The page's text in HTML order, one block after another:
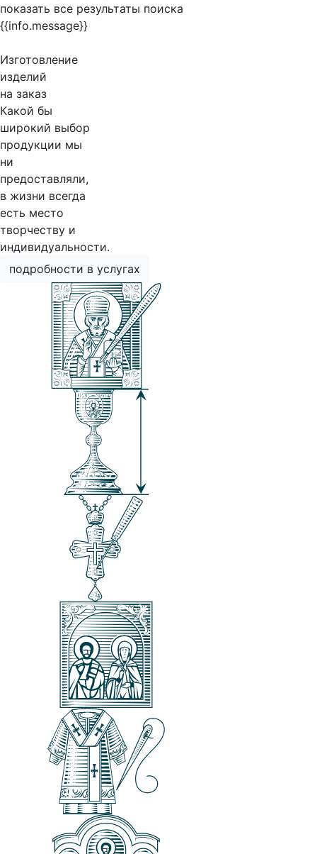
показать все результаты поиска
{{info.message}}
Изготовление
изделий
на заказ
Какой бы
широкий выбор
продукции мы
ни
предоставляли,
в жизни всегда
есть место
творчеству и
индивидуальности.
подробности в услугах